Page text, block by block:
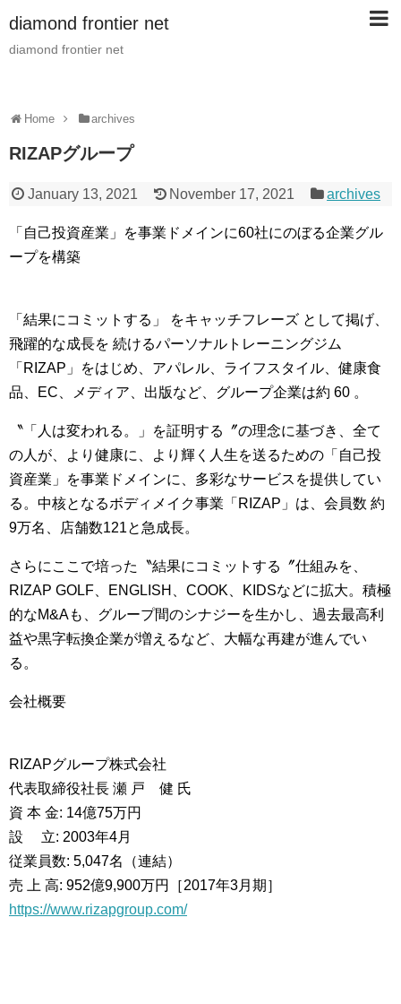
diamond frontier net
diamond frontier net
Home archives
RIZAPグループ
January 13, 2021 November 17, 2021 archives
「自己投資産業」を事業ドメインに60社にのぼる企業グル
ープを構築
「結果にコミットする」 をキャッチフレーズ として掲げ、
飛躍的な成長を 続けるパーソナルトレーニングジム
「RIZAP」をはじめ、アパレル、ライフスタイル、健康食
品、EC、メディア、出版など、グループ企業は約 60 。
〝「人は変われる。」を証明する〞の理念に基づき、全て
の人が、より健康に、より輝く人生を送るための「自己投
資産業」を事業ドメインに、多彩なサービスを提供してい
る。中核となるボディメイク事業「RIZAP」は、会員数 約
9万名、店舗数121と急成長。
さらにここで培った〝結果にコミットする〞仕組みを、
RIZAP GOLF、ENGLISH、COOK、KIDSなどに拡大。積極
的なM&Aも、グループ間のシナジーを生かし、過去最高利
益や黒字転換企業が増えるなど、大幅な再建が進んでい
る。
会社概要
RIZAPグループ株式会社
代表取締役社長 瀬 戸 健 氏
資 本 金: 14億75万円
設 立: 2003年4月
従業員数: 5,047名（連結）
売 上 高: 952億9,900万円［2017年3月期］
https://www.rizapgroup.com/